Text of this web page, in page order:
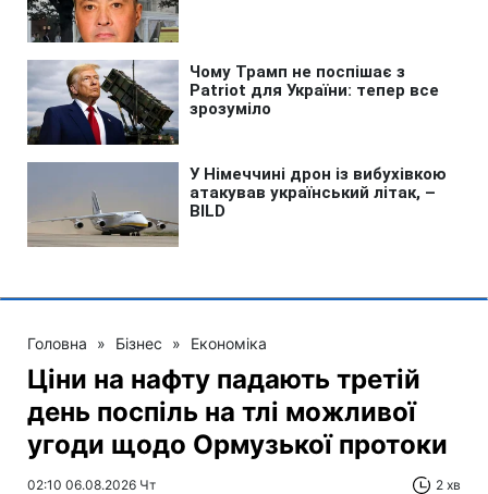
Головна » Бізнес » Економіка
Ціни на нафту падають третій
день поспіль на тлі можливої
угоди щодо Ормузької протоки
02:10 06.08.2026 Чт 2 хв